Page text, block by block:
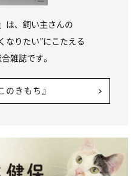
は、飼い主さんの
なりたい”にこたえる
雑誌です。
のきもち』